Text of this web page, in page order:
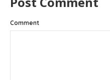
Comment